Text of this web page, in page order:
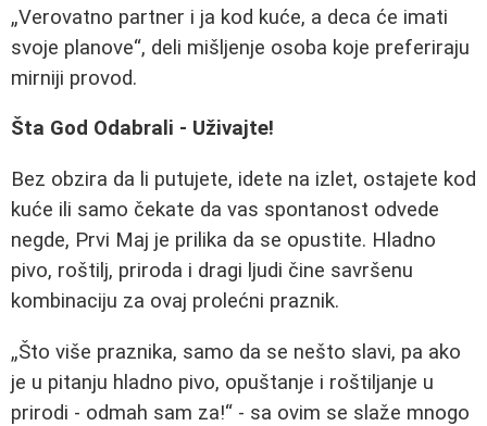
„Verovatno partner i ja kod kuće, a deca će imati
svoje planove“, deli mišljenje osoba koje preferiraju
mirniji provod.
Šta God Odabrali - Uživajte!
Bez obzira da li putujete, idete na izlet, ostajete kod
kuće ili samo čekate da vas spontanost odvede
negde, Prvi Maj je prilika da se opustite. Hladno
pivo, roštilj, priroda i dragi ljudi čine savršenu
kombinaciju za ovaj prolećni praznik.
„Što više praznika, samo da se nešto slavi, pa ako
je u pitanju hladno pivo, opuštanje i roštiljanje u
prirodi - odmah sam za!“ - sa ovim se slaže mnogo